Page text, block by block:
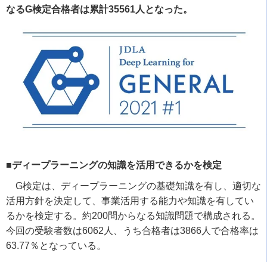
なるG検定合格者は累計35561人となった。
■ディープラーニングの知識を活用できるかを検定
G検定は、ディープラーニングの基礎知識を有し、適切な
活用方針を決定して、事業活用する能力や知識を有してい
るかを検定する。約200問からなる知識問題で構成される。
今回の受験者数は6062 人、うち合格者は3866 人で合格率は
63.77 ％となっている。